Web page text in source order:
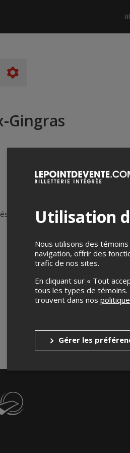
Gingras
Utilisation
Nous utilisons des
navigation, offrir des
trafic de nos sites.
En cliquant sur « Tout
tous les types de
trouvent dans nos
Gérer les